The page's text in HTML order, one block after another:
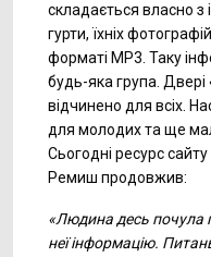
складається власно з
гурти, їхніх
форматі MP3. Таку
будь-яка група. Двері
відчинено для всіх.
для молодих та ще
Сьогодні ресурс
Ремиш продовжив:
«Людина десь почула
неї інформацію.